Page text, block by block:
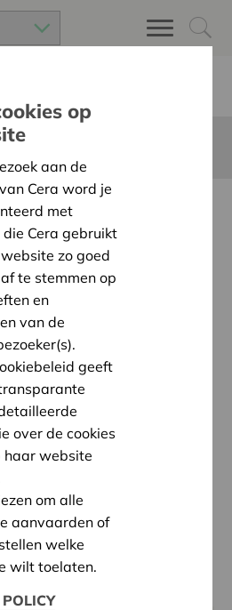
buurten voor iedereen
op
aan de
Cera word je
met
die Cera gebruikt
zo goed
te stemmen op
en
van de
geeft
over de cookies
haar website
om alle
aanvaarden of
welke
wilt toelaten.